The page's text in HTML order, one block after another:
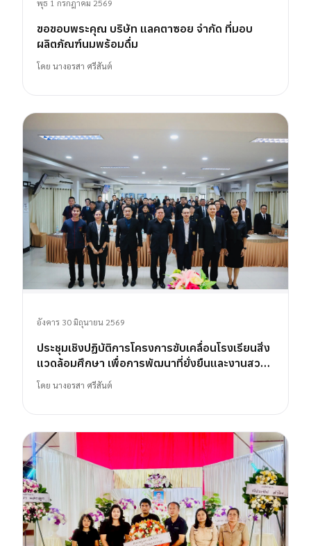
พุธ 1 กรกฎาคม 2569
ขอขอบพระคุณ บริษัท แลคตาซอย จำกัด ที่มอบ
ผลิตภัณฑ์นมพร้อมดื่ม
โดย นางอรสา ศรีสันต์
อังคาร 30 มิถุนายน 2569
ประชุมเชิงปฏิบัติการโครงการขับเคลื่อนโรงเรียนสิ่ง
แวดล้อมศึกษา เพื่อการพัฒนาที่ยั่งยืนและงานสวน
พฤกษศาสตร์โรงเรียน
โดย นางอรสา ศรีสันต์